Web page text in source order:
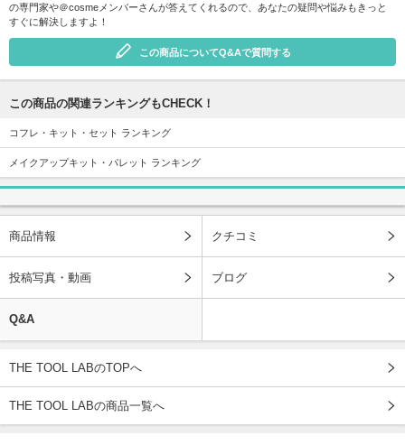
の専門家や＠cosmeメンバーさんが答えてくれるので、あなたの疑問や悩みもきっと
すぐに解決しますよ！
この商品についてQ&Aで質問する
この商品の関連ランキングもCHECK！
コフレ・キット・セット ランキング
メイクアップキット・パレット ランキング
商品情報 クチコミ
投稿写真・動画 ブログ
Q&A
THE TOOL LABのTOPへ
THE TOOL LABの商品一覧へ